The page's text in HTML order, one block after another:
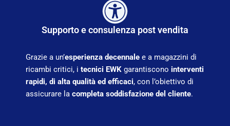
Supporto e consulenza post vendita
Grazie a un’esperienza decennale e a magazzini di
ricambi critici, i tecnici EWK garantiscono interventi
rapidi, di alta qualità ed efficaci, con l’obiettivo di
assicurare la completa soddisfazione del cliente.